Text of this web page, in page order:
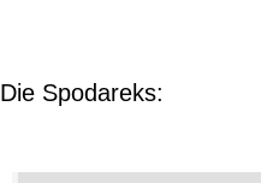
Die Spodareks: